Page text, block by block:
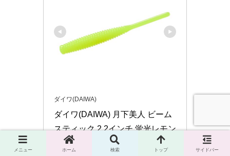
ダイワ(DAIWA)
ダイワ(DAIWA) 月下美人 ビーム
スティック 2.2インチ 蛍光レモン
07421386
メニュー ホーム 検索 トップ サイドバー